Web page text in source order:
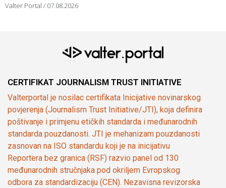
Valter Portal 07.08.2026
CERTIFIKAT JOURNALISM TRUST INITIATIVE
Valterportal je nosilac certifikata Inicijative novinarskog
povjerenja (Journalism Trust Initiative/JTI), koja definira
poštivanje i primjenu etičkih standarda i međunarodnih
standarda pouzdanosti. JTI je mehanizam pouzdanosti
zasnovan na ISO standardu koji je na inicijativu
Reportera bez granica (RSF) razvio panel od 130
međunarodnih stručnjaka pod okriljem Evropskog
odbora za standardizaciju (CEN). Nezavisna revizorska